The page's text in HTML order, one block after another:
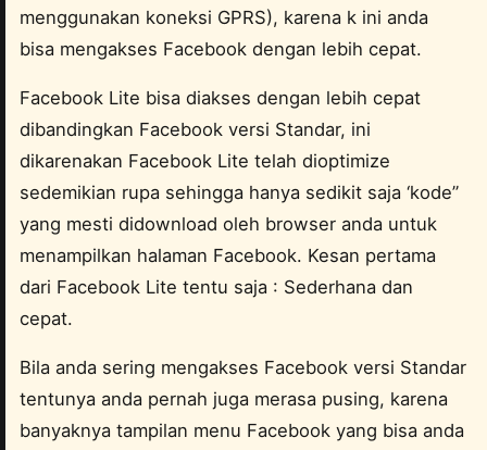
menggunakan koneksi GPRS), karena k ini anda
bisa mengakses Facebook dengan lebih cepat.
Facebook Lite bisa diakses dengan lebih cepat
dibandingkan Facebook versi Standar, ini
dikarenakan Facebook Lite telah dioptimize
sedemikian rupa sehingga hanya sedikit saja ‘kode”
yang mesti didownload oleh browser anda untuk
menampilkan halaman Facebook. Kesan pertama
dari Facebook Lite tentu saja : Sederhana dan
cepat.
Bila anda sering mengakses Facebook versi Standar
tentunya anda pernah juga merasa pusing, karena
banyaknya tampilan menu Facebook yang bisa anda